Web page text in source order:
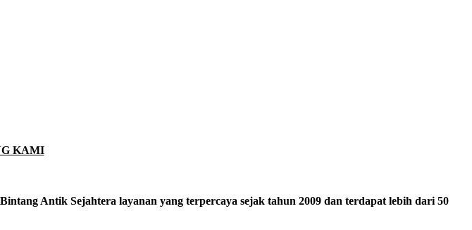
KAMI
Antik Sejahtera layanan yang terpercaya sejak tahun 2009 dan terdapat lebih dari 50